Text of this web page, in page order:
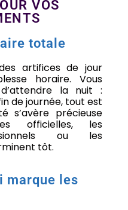
VOS
totale
artifices de jour
horaire. Vous
la nuit :
de journée, tout est
s’avère précieuse
officielles, les
ou les
tôt.
marque les